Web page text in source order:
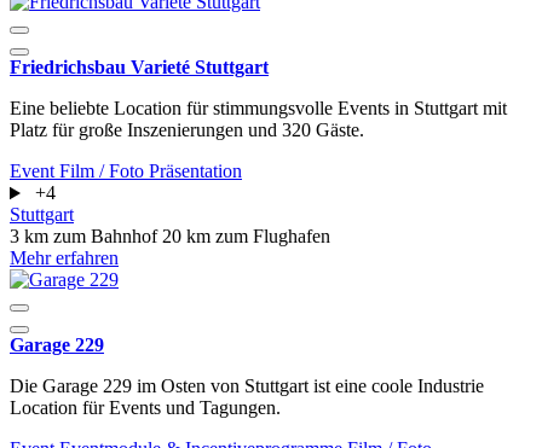
Friedrichsbau Varieté Stuttgart
Eine beliebte Location für stimmungsvolle Events in Stuttgart mit
Platz für große Inszenierungen und 320 Gäste.
Event Film / Foto Präsentation
+4
Stuttgart
3 km zum Bahnhof 20 km zum Flughafen
Mehr erfahren
Garage 229
Die Garage 229 im Osten von Stuttgart ist eine coole Industrie
Location für Events und Tagungen.